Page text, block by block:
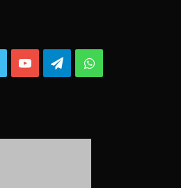
YouTubeTelegramWhatsApp